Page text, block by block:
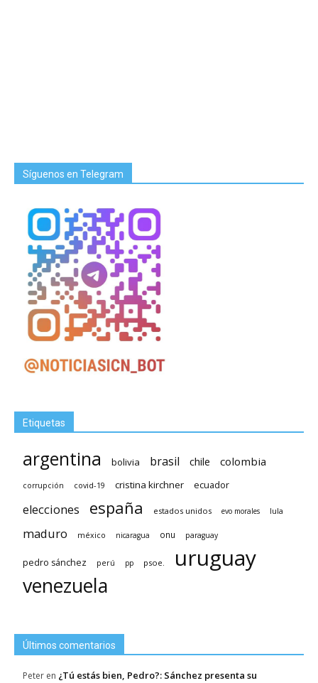
Síguenos en Telegram
Etiquetas
argentina bolivia brasil chile colombia
corrupción covid-19 cristina kirchner ecuador
elecciones españa estados unidos evo morales lula
maduro méxico nicaragua onu paraguay
pedro sánchez perú pp psoe. uruguay
venezuela
Últimos comentarios
Peter en ¿Tú estás bien, Pedro?: Sánchez presenta su